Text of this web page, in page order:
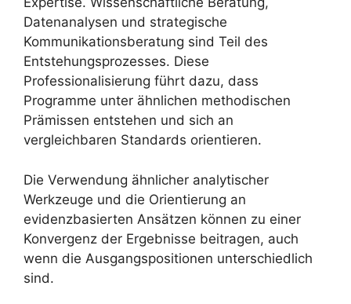
Datenanalysen und strategische
Kommunikationsberatung sind Teil des
Entstehungsprozesses. Diese
Professionalisierung führt dazu, dass
Programme unter ähnlichen methodischen
Prämissen entstehen und sich an
vergleichbaren Standards orientieren.
Die Verwendung ähnlicher analytischer
Werkzeuge und die Orientierung an
evidenzbasierten Ansätzen können zu einer
Konvergenz der Ergebnisse beitragen, auch
wenn die Ausgangspositionen unterschiedlich
sind.